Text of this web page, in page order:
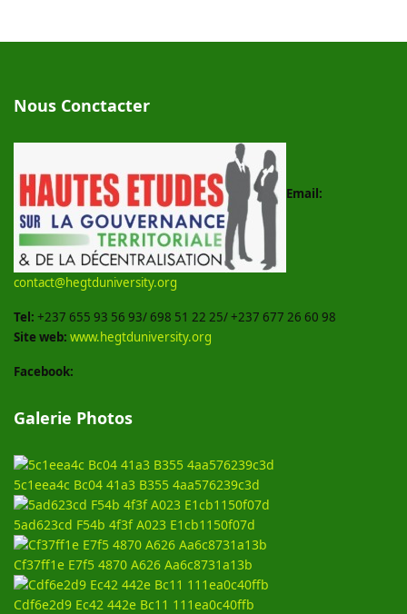
Nous Conctacter
Email:
contact@hegtduniversity.org
Tel: +237 655 93 56 93/ 698 51 22 25/ +237 677 26 60 98
Site web: www.hegtduniversity.org
Facebook:
Galerie Photos
5c1eea4c Bc04 41a3 B355 4aa576239c3d
5ad623cd F54b 4f3f A023 E1cb1150f07d
Cf37ff1e E7f5 4870 A626 Aa6c8731a13b
Cdf6e2d9 Ec42 442e Bc11 111ea0c40ffb